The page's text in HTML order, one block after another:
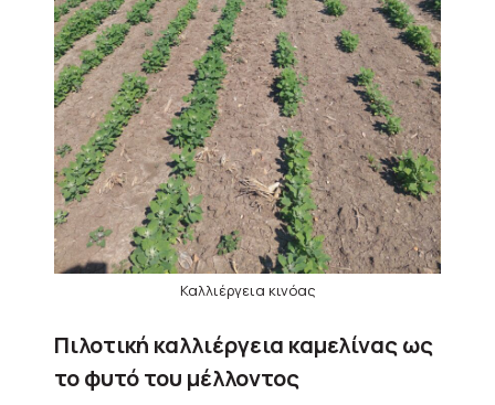
Καλλιέργεια κινόας
Πιλοτική καλλιέργεια καμελίνας ως
το φυτό του μέλλοντος